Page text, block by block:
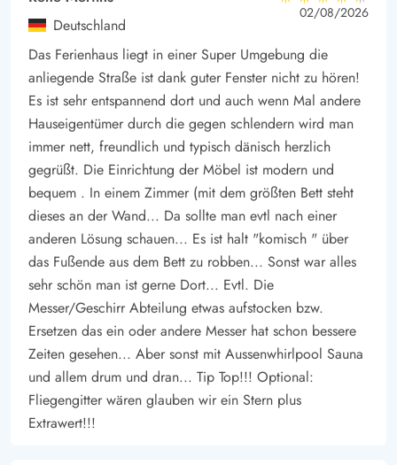
Ringkøbing Fjord sehr flach ist, bietet sich auch
für Neubeginner eine gute Möglichkeit, erste Versuche zu
unternehmen.
Einkaufsmöglichkeiten findet ihr im örtlichen Supermarkt oder
alternativ in den umliegenden
Städten Nørre Nebel, Tarm und Skjern. Auch die Nordsee ist
mit dem Auto schnell erreicht. Freut euch auf entspannende
Tage an der dänischen Westküste.
Deutschland
4.5 von 5
4.5 out of 5
02/08/2026
Das Ferienhaus liegt in einer Super Umgebung die
anliegende Straße ist dank guter Fenster nicht zu hören!
Es ist sehr entspannend dort und auch wenn Mal andere
Hauseigentümer durch die gegen schlendern wird man
immer nett, freundlich und typisch dänisch herzlich
gegrüßt. Die Einrichtung der Möbel ist modern und
bequem . In einem Zimmer (mit dem größten Bett steht
dieses an der Wand... Da sollte man evtl nach einer
anderen Lösung schauen... Es ist halt "komisch " über
das Fußende aus dem Bett zu robben... Sonst war alles
sehr schön man ist gerne Dort... Evtl. Die
Messer/Geschirr Abteilung etwas aufstocken bzw.
Ersetzen das ein oder andere Messer hat schon bessere
Zeiten gesehen... Aber sonst mit Aussenwhirlpool Sauna
und allem drum und dran... Tip Top!!! Optional:
Fliegengitter wären glauben wir ein Stern plus
Extrawert!!!